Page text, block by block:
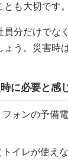
も大切です。
員分だけでな
う。災害時
に必要と感
ォンの予備
イレが使え